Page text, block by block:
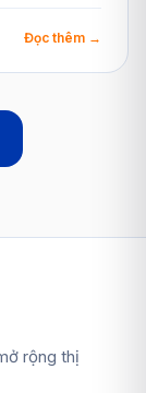
Đọc thêm →
rộng thị